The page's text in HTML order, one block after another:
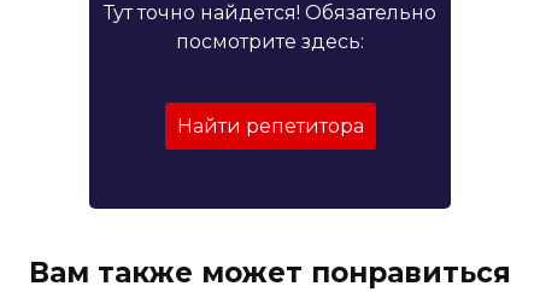
Тут точно найдется! Обязательно
посмотрите здесь:
Найти репетитора
Вам также может понравиться